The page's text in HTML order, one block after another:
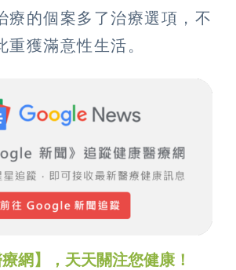
療的個案多了治療選項，不
重獲滿意性生活。
網】，天天關注您健康！